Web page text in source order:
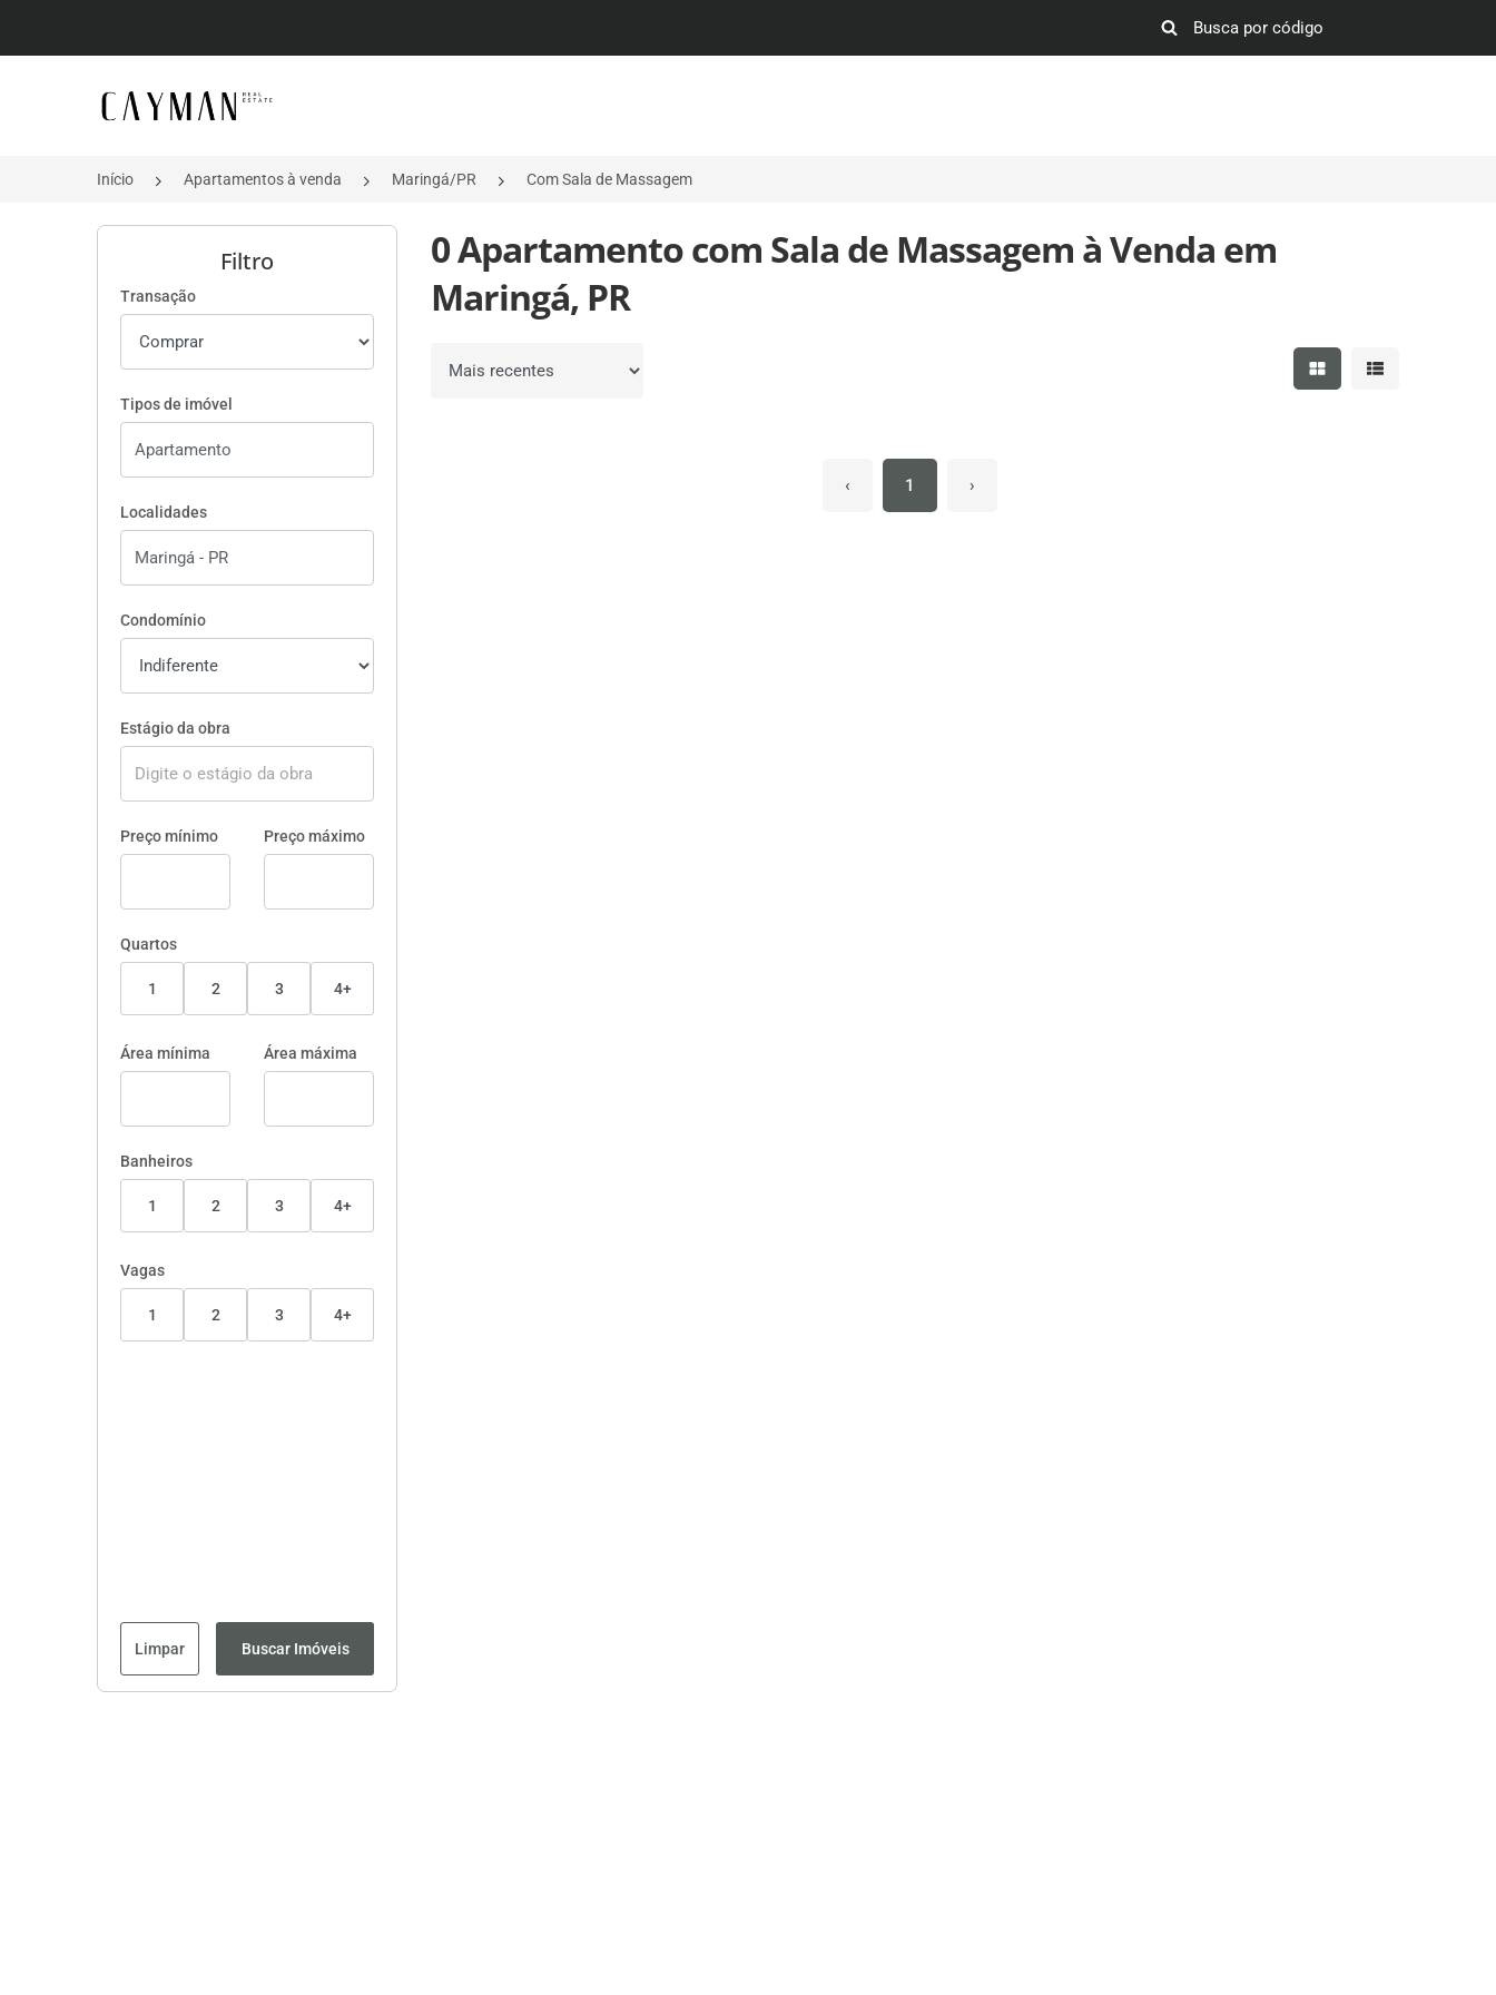
Página inicial
Início Apartamentos à venda Maringá/PR Com Sala de Massagem
Filtro
Transação
Tipos de imóvel
Localidades
Condomínio
Estágio da obra
Preço mínimo Preço máximo
Quartos
1 2 3 4+
Área mínima Área máxima
Banheiros
1 2 3 4+
Vagas
1 2 3 4+
Limpar Buscar Imóveis
0 Apartamento com Sala de Massagem à Venda em
Maringá, PR
Ordenar por Mostrar resultados em
Mostrar
‹ 1 ›